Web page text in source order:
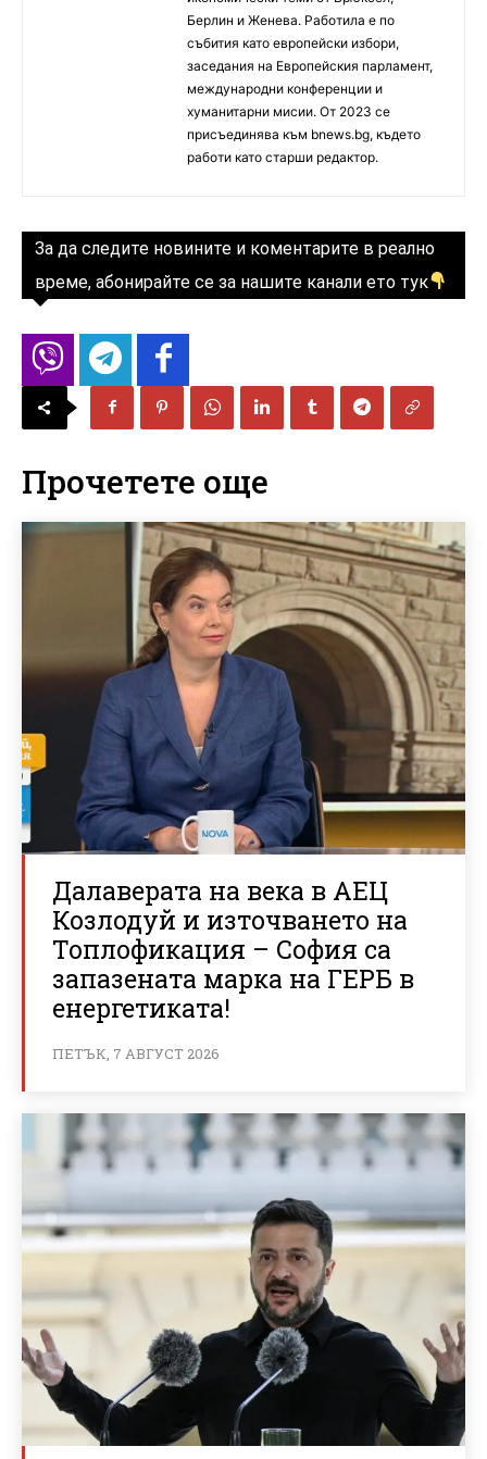
Берлин и Женева. Работила е по
събития като европейски избори,
заседания на Европейския парламент,
международни конференции и
хуманитарни мисии. От 2023 се
присъединява към bnews.bg, където
работи като старши редактор.
За да следите новините и коментарите в реално
време, абонирайте се за нашите канали ето тук
Прочетете още
Далаверата на века в АЕЦ
Козлодуй и източването на
Топлофикация – София са
запазената марка на ГЕРБ в
енергетиката!
ПЕТЪК, 7 АВГУСТ 2026